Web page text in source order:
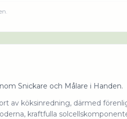
Snickare och Målare i Handen.
av köksinredning, därmed
kraftfulla